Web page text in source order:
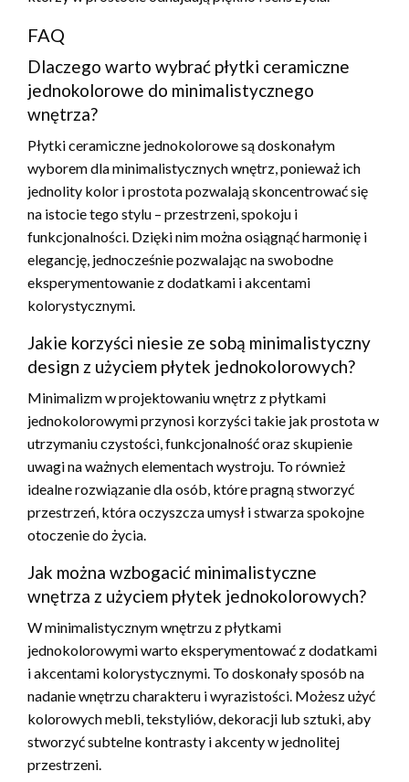
FAQ
Dlaczego warto wybrać płytki ceramiczne
jednokolorowe do minimalistycznego
wnętrza?
Płytki ceramiczne jednokolorowe są doskonałym
wyborem dla minimalistycznych wnętrz, ponieważ ich
jednolity kolor i prostota pozwalają skoncentrować się
na istocie tego stylu – przestrzeni, spokoju i
funkcjonalności. Dzięki nim można osiągnąć harmonię i
elegancję, jednocześnie pozwalając na swobodne
eksperymentowanie z dodatkami i akcentami
kolorystycznymi.
Jakie korzyści niesie ze sobą minimalistyczny
design z użyciem płytek jednokolorowych?
Minimalizm w projektowaniu wnętrz z płytkami
jednokolorowymi przynosi korzyści takie jak prostota w
utrzymaniu czystości, funkcjonalność oraz skupienie
uwagi na ważnych elementach wystroju. To również
idealne rozwiązanie dla osób, które pragną stworzyć
przestrzeń, która oczyszcza umysł i stwarza spokojne
otoczenie do życia.
Jak można wzbogacić minimalistyczne
wnętrza z użyciem płytek jednokolorowych?
W minimalistycznym wnętrzu z płytkami
jednokolorowymi warto eksperymentować z dodatkami
i akcentami kolorystycznymi. To doskonały sposób na
nadanie wnętrzu charakteru i wyrazistości. Możesz użyć
kolorowych mebli, tekstyliów, dekoracji lub sztuki, aby
stworzyć subtelne kontrasty i akcenty w jednolitej
przestrzeni.